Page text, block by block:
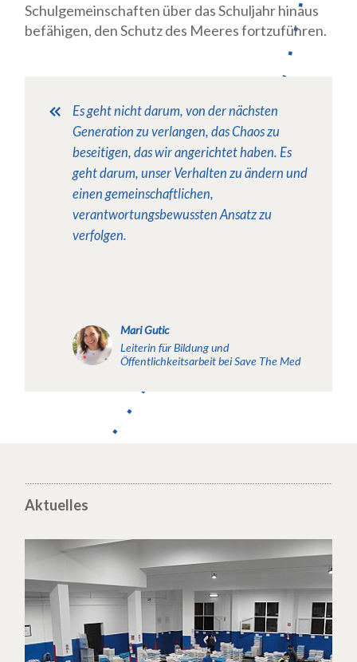
Schulgemeinschaften über das Schuljahr hinaus
befähigen, den Schutz des Meeres fortzuführen.
Es geht nicht darum, von der nächsten
Generation zu verlangen, das Chaos zu
beseitigen, das wir angerichtet haben. Es
geht darum, unser Verhalten zu ändern und
einen gemeinschaftlichen,
verantwortungsbewussten Ansatz zu
verfolgen.
Mari Gutic
Leiterin für Bildung und
Öffentlichkeitsarbeit bei Save The Med
Aktuelles